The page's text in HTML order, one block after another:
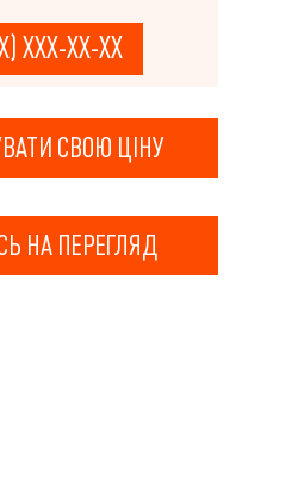
XXX-XX-XX
СВОЮ ЦІНУ
НА ПЕРЕГЛЯД